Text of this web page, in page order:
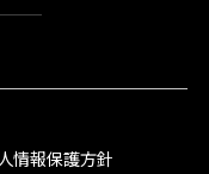
情報保護方針